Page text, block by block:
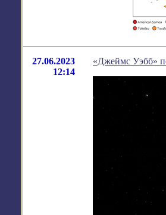
27.06.2023
12:14
«Джеймс Уэбб»